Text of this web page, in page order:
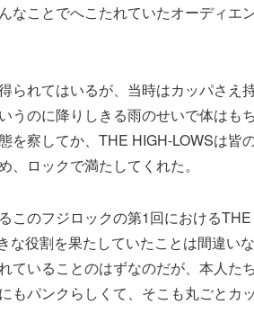
なことでへこたれていたオーディエ
られてはいるが、当時はカッパさえ
のに降りしきる雨のせいで体はもち
を察してか、THE HIGH-LOWSは皆
ロックで満たしてくれた。
このフジロックの第1回における
な役割を果たしていたことは間違い
ていることのはずなのだが、本人た
もパンクらしくて、そこも丸ごとカ